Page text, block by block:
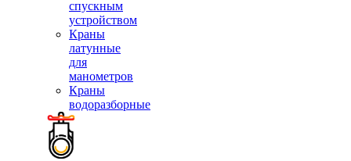
спускным
устройством
Краны
латунные
для
манометров
Краны
водоразборные